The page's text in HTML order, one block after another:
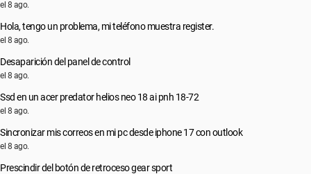
el 8 ago.
Hola, tengo un problema, mi teléfono muestra register.
el 8 ago.
Desaparición del panel de control
el 8 ago.
Ssd en un acer predator helios neo 18 ai pnh 18-72
el 8 ago.
Sincronizar mis correos en mi pc desde iphone 17 con outlook
el 8 ago.
Prescindir del botón de retroceso gear sport